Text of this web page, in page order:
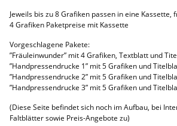
Jeweils bis zu 8 Grafiken passen in eine Kassette,
4 Grafiken Paketpreise mit Kassette
Vorgeschlagene Pakete:
”Fräuleinwunder” mit 4 Grafiken, Textblatt und
”Handpressendrucke 1” mit 5 Grafiken und
”Handpressendrucke 2” mit 5 Grafiken und
”Handpressendrucke 3” mit 5 Grafiken und
(Diese Seite befindet sich noch im Aufbau, bei
Faltblätter sowie Preis-Angebote zu)